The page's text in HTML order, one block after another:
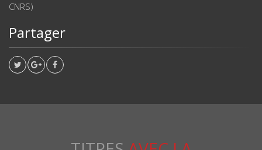
CNRS)
Partager